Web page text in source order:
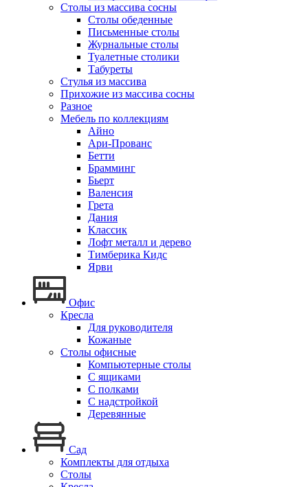
Столы из массива сосны
Столы обеденные
Письменные столы
Журнальные столы
Туалетные столики
Табуреты
Стулья из массива
Прихожие из массива сосны
Разное
Мебель по коллекциям
Айно
Ари-Прованс
Бетти
Брамминг
Бьерт
Валенсия
Грета
Дания
Классик
Лофт металл и дерево
Тимберика Кидс
Ярви
Офис
Кресла
Для руководителя
Кожаные
Столы офисные
Компьютерные столы
С ящиками
С полками
С надстройкой
Деревянные
Сад
Комплекты для отдыха
Столы